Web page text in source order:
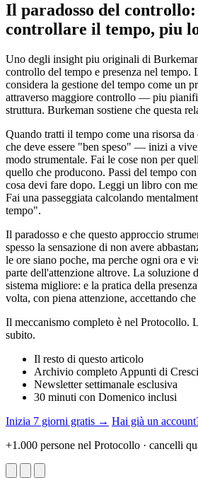
Il paradosso del
controllare il tempo, piu
Uno degli insight piu originali di
controllo del tempo e presenza nel tempo.
considera la gestione del tempo come un
attraverso maggiore controllo — piu
struttura. Burkeman sostiene che questa
Quando tratti il tempo come una risorsa
che deve essere "ben speso" — inizi a
modo strumentale. Fai le cose non per
quello che producono. Passi del tempo
cosa devi fare dopo. Leggi un libro con
Fai una passeggiata calcolando
tempo".
Il paradosso e che questo approccio
spesso la sensazione di non avere
le ore siano poche, ma perche ogni ora e
parte dell'attenzione altrove. La soluzione
sistema migliore: e la pratica della
volta, con piena attenzione, accettando
Il meccanismo completo è nel Protocollo.
subito.
Il resto di questo articolo
Archivio completo Appunti di
Newsletter settimanale esclusiva
30 minuti con Domenico inclusi
Inizia 7 giorni gratis → Hai già un
+1.000 persone nel Protocollo · cancelli